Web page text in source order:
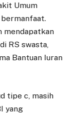
Umum
bermanfaat.
mendapatkan
RS swasta,
Bantuan Iuran
tipe c, masih
yang